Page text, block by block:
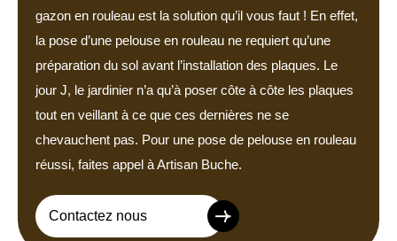
gazon en rouleau est la solution qu’il vous faut ! En effet,
la pose d’une pelouse en rouleau ne requiert qu’une
préparation du sol avant l’installation des plaques. Le
jour J, le jardinier n’a qu’à poser côte à côte les plaques
tout en veillant à ce que ces dernières ne se
chevauchent pas. Pour une pose de pelouse en rouleau
réussi, faites appel à Artisan Buche.
Contactez nous